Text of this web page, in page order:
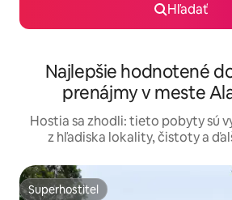
Hľadať
Najlepšie hodnotené
prenájmy v meste
Hostia sa zhodli: tieto pobyty sú
z hľadiska lokality, čistoty a
Superhostiteľ
Superhostiteľ